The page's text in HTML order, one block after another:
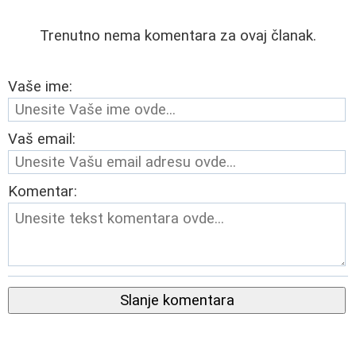
Trenutno nema komentara za ovaj članak.
Vaše ime:
Vaš email:
Komentar:
Slanje komentara